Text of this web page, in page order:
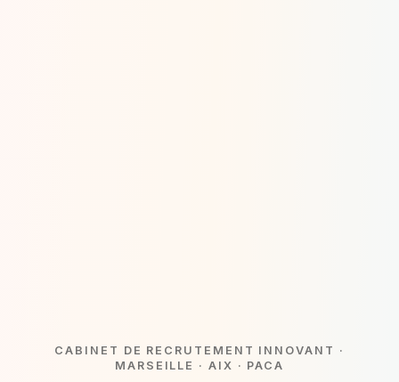
CABINET DE RECRUTEMENT INNOVANT ·
MARSEILLE · AIX · PACA